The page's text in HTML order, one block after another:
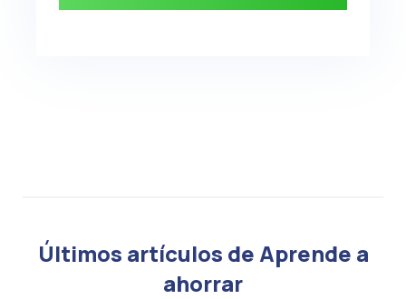
Últimos artículos de Aprende a
ahorrar